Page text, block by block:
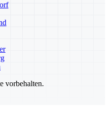
vorbehalten.